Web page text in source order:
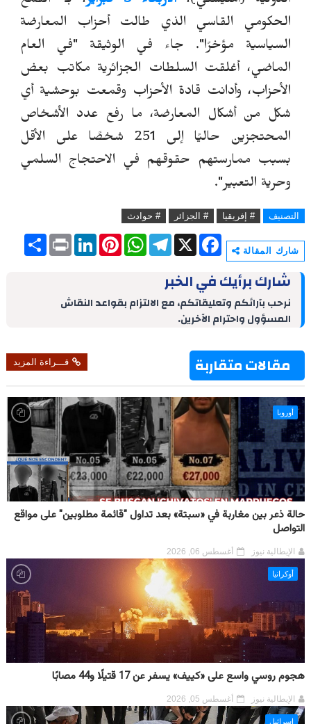
الحكومي القاسي الذي طالت أحزاب المعارضة
السياسية مؤخرًا". جاء في الوثيقة "في العام
الماضي، أغلقت السلطات الجزائرية مكاتب بعض
الأحزاب، وأدانت قادة الأحزاب وقمعت بوحشية أي
شكل من أشكال المعارضة، ما رفع عدد الأشخاص
المحتجزين حاليًا إلى 251 شخصًا على الأقل
بسبب ممارستهم حقوقهم في الاحتجاج السلمي
وحرية التعبير".
التصنيف # إفريقيا # الجزائر # حوادث
شارك المقالة
S
h
P
r
L
I
P
e
W
h
p
T
e
g
a
X
F
a
b
o
k
شارك برأيك في الخبر
نرحب بآرائكم وتعليقاتكم، مع الالتزام بقواعد النقاش
المسؤول واحترام الآخرين.
مقالات متقاربة قـــراءة المزيد
أوروبا
حالة ذعر بين مغاربة في «سبتة» بعد تداول "قائمة مطلوبين" على مواقع
التواصل
الإيطالية نيوز أغسطس 06, 2026
أوكرانيا
هجوم روسي واسع على «كييف» يسفر عن 17 قتيلًا و44 مصابًا
الإيطالية نيوز أغسطس 05, 2026
إسرائيل